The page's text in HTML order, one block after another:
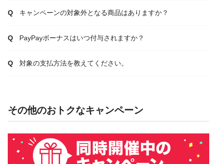
キャンペーンの対象外となる商品はありますか？
PayPayボーナスはいつ付与されますか？
対象の支払方法を教えてください。
その他のおトクなキャンペーン